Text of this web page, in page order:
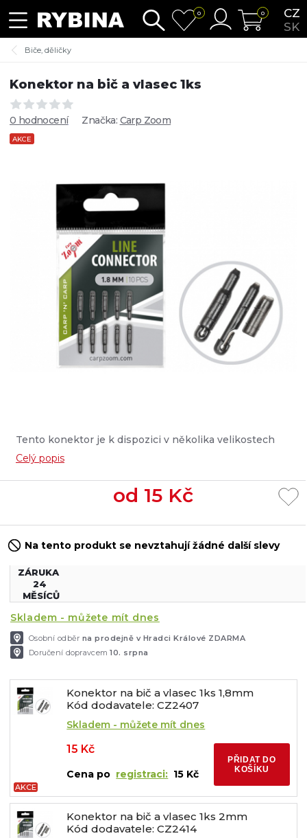
CZ
SK
0 0
Biče, děličky
Konektor na bič a vlasec 1ks
0 hodnocení Značka: Carp Zoom
AKCE
Tento konektor je k dispozici v několika velikostech
pomáhá vlasci připevnit na konec rybářského prutu v
mrknutí oka pomocí smyčky. Vše, co musíte udělat, je
opravit místo vteřinovým lepidlem. - Dostupný také v
průměrech: 1,8 mm 2,0 mm 2,3 mm 2,5 mm Výrobce:
Celý popis
od 15Kč
Na tento produkt se nevztahují žádné další slevy
ZÁRUKA
24
MĚSÍCŮ
Skladem - můžete mít dnes
Osobní odběr na prodejně v Hradci Králové ZDARMA
Doručení dopravcem10. srpna
Konektor na bič a vlasec 1ks 1,8mm
Kód dodavatele: CZ2407
AKCE
Skladem - můžete mít dnes
15 Kč
Cena po registraci: 15 Kč
PŘIDAT DO
KOŠÍKU
Konektor na bič a vlasec 1ks 2mm
Kód dodavatele: CZ2414